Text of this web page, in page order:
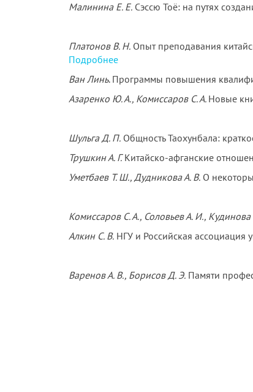
Малинина Е. Е. Сэссю Тоё: на путях
Платонов В. Н. Опыт преподавания
Подробнее
Ван Линь. Программы повышения
Азаренко Ю. А., Комиссаров С. А. Новые
Шульга Д. П. Общность Таохунбала:
Трушкин А. Г.Китайско-афганские
Уметбаев Т. Ш., Дудникова А. В. О
Комиссаров С. А., Соловьев А. И.,
Алкин С. В. НГУ и Российская ассоциация
Варенов А. В., Борисов Д. Э. Памяти